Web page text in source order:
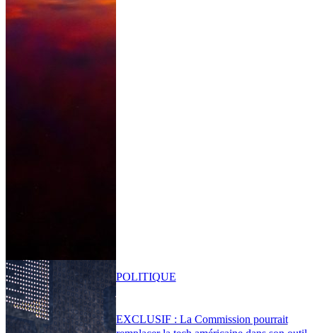
EXCLUSIF : La Commission pourrait
POLITIQUE